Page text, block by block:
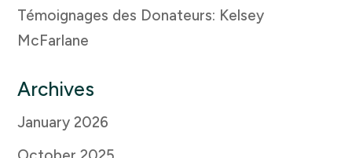
Témoignages des Donateurs: Kelsey
McFarlane
Archives
January 2026